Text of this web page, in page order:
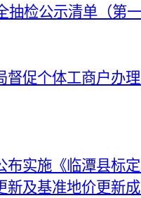
抽检公示清单（第
督促个体工商户办
布实施《临潭县标
新及基准地价更新